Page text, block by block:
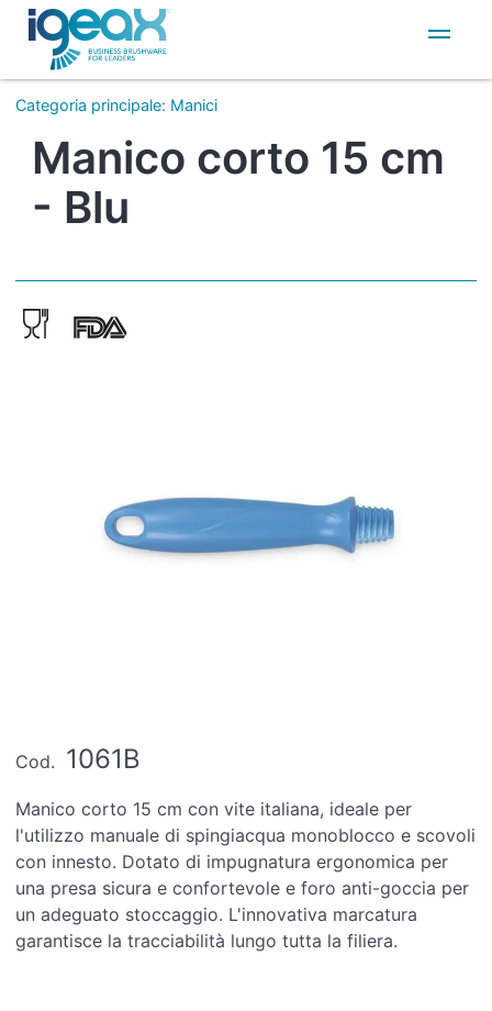
IT
EN
Categoria principale: Manici
Manico corto 15 cm
- Blu
Cod. 1061B
Manico corto 15 cm con vite italiana, ideale per
l'utilizzo manuale di spingiacqua monoblocco e scovoli
con innesto. Dotato di impugnatura ergonomica per
una presa sicura e confortevole e foro anti-goccia per
un adeguato stoccaggio. L'innovativa marcatura
garantisce la tracciabilità lungo tutta la filiera.